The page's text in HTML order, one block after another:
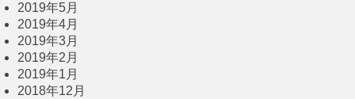
2019年5月
2019年4月
2019年3月
2019年2月
2019年1月
2018年12月